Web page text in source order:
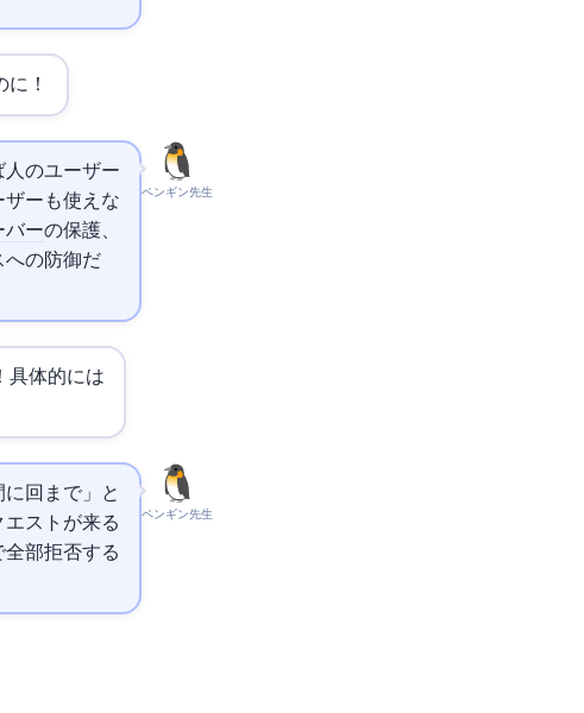
！
ペンギン先生
人のユーザー
ーも使えな
バーの保護、
への防御だ
具体的には
ペンギン先生
回まで」と
エストが来る
全部拒否する